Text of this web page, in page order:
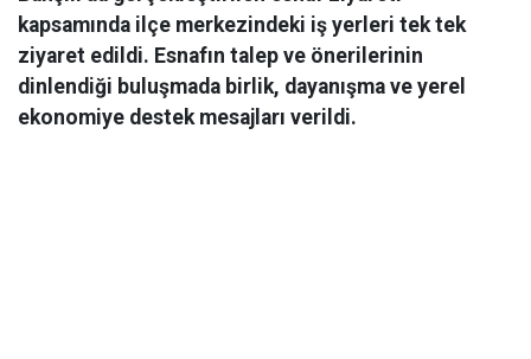
kapsamında ilçe merkezindeki iş yerleri tek tek
ziyaret edildi. Esnafın talep ve önerilerinin
dinlendiği buluşmada birlik, dayanışma ve yerel
ekonomiye destek mesajları verildi.